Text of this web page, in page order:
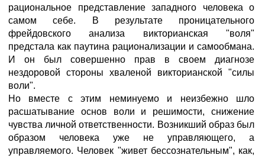
рациональное представление западного человека о
самом себе. В результате проницательного
фрейдовского анализа викторианская "воля"
предстала как паутина рационализации и самообмана.
И он был совершенно прав в своем диагнозе
нездоровой стороны хваленой викторианской "силы
воли".
Но вместе с этим неминуемо и неизбежно шло
расшатывание основ воли и решимости, снижение
чувства личной ответственности. Возникший образ был
образом человека уже не управляющего, а
управляемого. Человек "живет бессознательным", как,